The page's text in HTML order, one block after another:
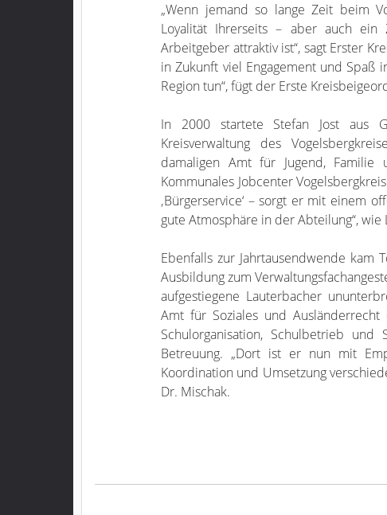
„Wenn jemand so lange Zeit beim
Loyalität Ihrerseits – aber auch ein
Arbeitgeber attraktiv ist“, sagt Erster
in Zukunft viel Engagement und
Region tun“, fügt der Erste
In 2000 startete Stefan Jost aus
Kreisverwaltung des
damaligen Amt für Jugend,
Kommunales Jobcenter
‚Bürgerservice‘ – sorgt er mit einem
gute Atmosphäre in der Abteilung“,
Ebenfalls zur Jahrtausendwende kam
Ausbildung zum
aufgestiegene Lauterbacher
Amt für Soziales und
Schulorganisation, Schulbetrieb
Betreuung. „Dort ist er nun mit
Koordination und Umsetzung
Dr. Mischak.